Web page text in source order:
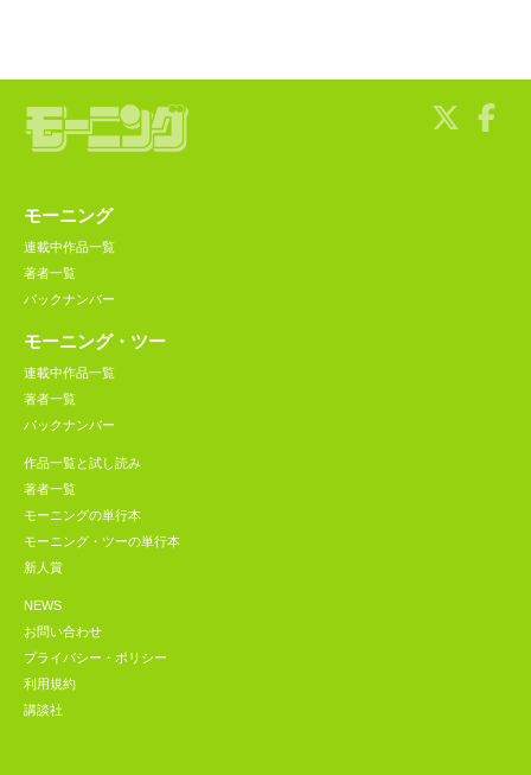
モーニング
連載中作品一覧
著者一覧
バックナンバー
モーニング・ツー
連載中作品一覧
著者一覧
バックナンバー
作品一覧と試し読み
著者一覧
モーニングの単行本
モーニング・ツーの単行本
新人賞
NEWS
お問い合わせ
プライバシー・ポリシー
利用規約
講談社